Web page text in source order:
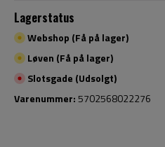
Lagerstatus
Webshop (Få på lager)
Løven (Få på lager)
Slotsgade (Udsolgt)
Varenummer:5702568022276